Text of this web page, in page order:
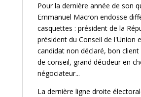
Pour la dernière année de son
Emmanuel Macron endosse
casquettes : président de la
président du Conseil de l'Union
candidat non déclaré, bon client
de conseil, grand décideur en
négociateur...
La dernière ligne droite